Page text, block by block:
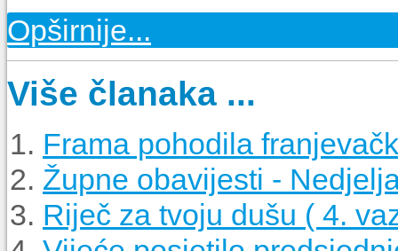
Opširnije...
Više članaka ...
Frama pohodila
Župne obavijesti -
Riječ za tvoju dušu ( 4.